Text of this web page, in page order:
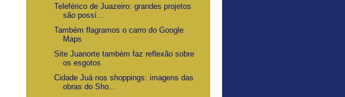
Teleférico de Juazeiro: grandes projetos
são possí...
Também flagramos o carro do Google
Maps
Site Juanorte também faz reflexão sobre
os esgotos
Cidade Juá nos shoppings: imagens das
obras do Sho...